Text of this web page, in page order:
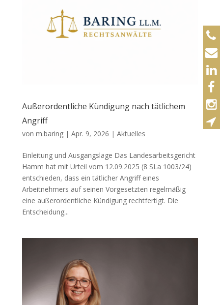
Außerordentliche Kündigung nach tätlichem
Angriff
von m.baring| Apr. 9, 2026 | Aktuelles
Einleitung und Ausgangslage Das Landesarbeitsgericht
Hamm hat mit Urteil vom 12.09.2025 (8 SLa 1003/24)
entschieden, dass ein tätlicher Angriff eines
Arbeitnehmers auf seinen Vorgesetzten regelmäßig
eine außerordentliche Kündigung rechtfertigt. Die
Entscheidung...